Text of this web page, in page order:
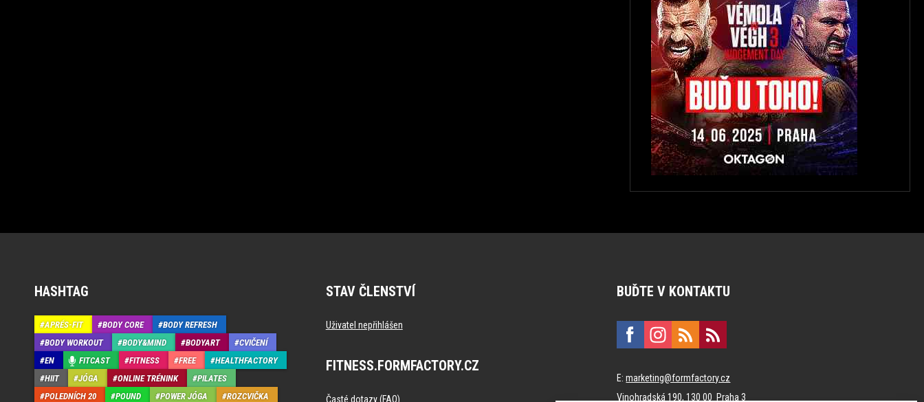
HASHTAG
APRÉS-FIT BODY CORE
BODY REFRESH
BODY WORKOUT
BODY&MIND BODYART
CVIČENÍ
EN
FITCAST FITNESS FREE
HEALTHFACTORY
HIIT
JÓGA ONLINE TRÉNINK
PILATES
POLEDNÍCH 20
POUND POWER JÓGA ROZCVIČKA
STAV ČLENSTVÍ
Uživatel nepřihlášen
FITNESS.FORMFACTORY.CZ
Časté dotazy (FAQ)
BUĎTE V KONTAKTU
E:marketing@formfactory.cz
Vinohradská 190, 130 00 Praha 3